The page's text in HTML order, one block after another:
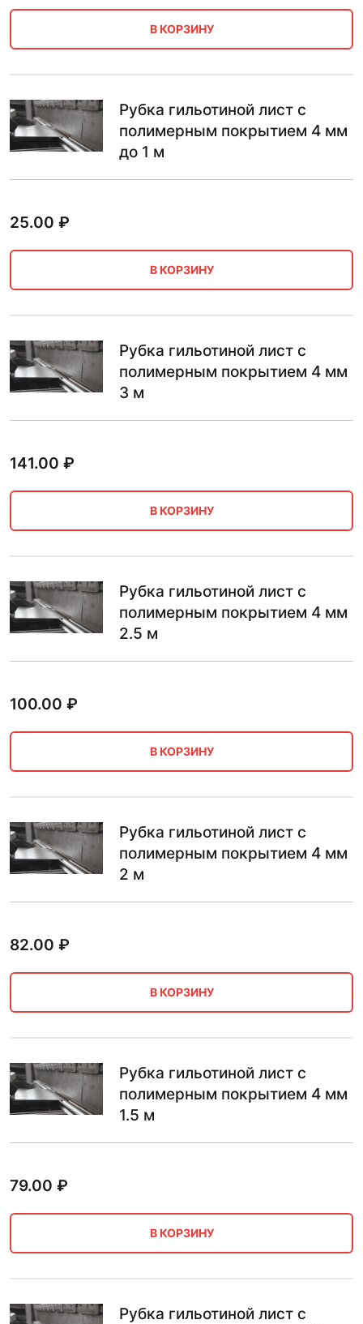
В КОРЗИНУ
Рубка гильотиной лист с
полимерным покрытием 4 мм
до 1 м
25.00 ₽
В КОРЗИНУ
Рубка гильотиной лист с
полимерным покрытием 4 мм
3 м
141.00 ₽
В КОРЗИНУ
Рубка гильотиной лист с
полимерным покрытием 4 мм
2.5 м
100.00 ₽
В КОРЗИНУ
Рубка гильотиной лист с
полимерным покрытием 4 мм
2 м
82.00 ₽
В КОРЗИНУ
Рубка гильотиной лист с
полимерным покрытием 4 мм
1.5 м
79.00 ₽
В КОРЗИНУ
Рубка гильотиной лист с